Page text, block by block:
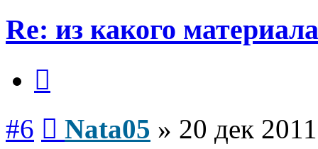
Re: из какого
#6 Nata05 » 20 дек